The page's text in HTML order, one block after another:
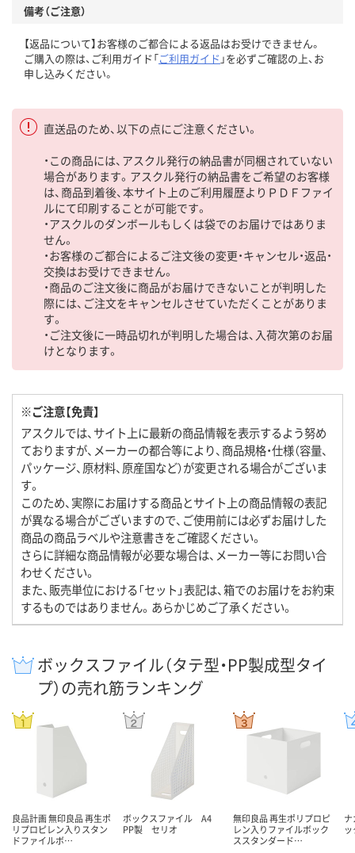
備考（ご注意）
【返品について】お客様のご都合による返品はお受けできません。
ご購入の際は、ご利用ガイド「ご利用ガイド 」を必ずご確認の上、お
申し込みください。
直送品のため、以下の点にご注意ください。
・この商品には、アスクル発行の納品書が同梱されていない
場合があります。アスクル発行の納品書をご希望のお客様
は、商品到着後、本サイト上のご利用履歴よりＰＤＦファイ
ルにて印刷することが可能です。
・アスクルのダンボールもしくは袋でのお届けではありま
せん。
・お客様のご都合によるご注文後の変更・キャンセル・返品・
交換はお受けできません。
・商品のご注文後に商品がお届けできないことが判明した
際には、ご注文をキャンセルさせていただくことがありま
す。
・ご注文後に一時品切れが判明した場合は、入荷次第のお届
けとなります。
※ご注意【免責】
アスクルでは、サイト上に最新の商品情報を表示するよう努め
ておりますが、メーカーの都合等により、商品規格・仕様（容量、
パッケージ、原材料、原産国など）が変更される場合がございま
す。
このため、実際にお届けする商品とサイト上の商品情報の表記
が異なる場合がございますので、ご使用前には必ずお届けした
商品の商品ラベルや注意書きをご確認ください。
さらに詳細な商品情報が必要な場合は、メーカー等にお問い合
わせください。
また、販売単位における「セット」表記は、箱でのお届けをお約束
するものではありません。あらかじめご了承ください。
ボックスファイル（タテ型・PP製成型タイ
プ）の売れ筋ランキング
良品計画 無印良品 再生ポ
リプロピレン入りスタン
ドファイルボ…
ボックスファイル A4
PP製 セリオ
無印良品 再生ポリプロピ
レン入りファイルボック
ススタンダード…